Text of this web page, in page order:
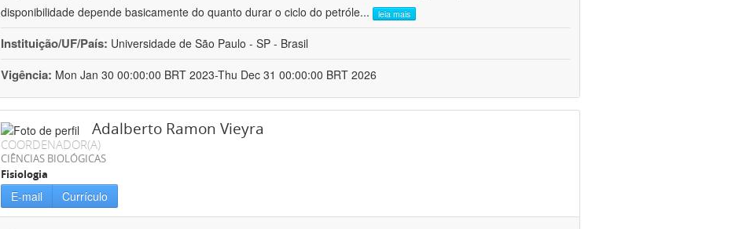
disponibilidade depende basicamente do quanto durar o ciclo do petróle... leia mais
Instituição/UF/País: Universidade de São Paulo - SP - Brasil
Vigência: Mon Jan 30 00:00:00 BRT 2023-Thu Dec 31 00:00:00 BRT 2026
Adalberto Ramon Vieyra
COORDENADOR(A)
CIÊNCIAS BIOLÓGICAS
Fisiologia
E-mail Currículo